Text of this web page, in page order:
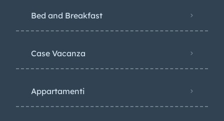
Bed and Breakfast
Case Vacanza
Appartamenti